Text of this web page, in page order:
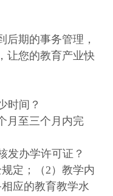
后期的事务管理，
让您的教育产业快
时间？
月至三个月内完
发办学许可证？
定；（2）教学内
应的教育教学水